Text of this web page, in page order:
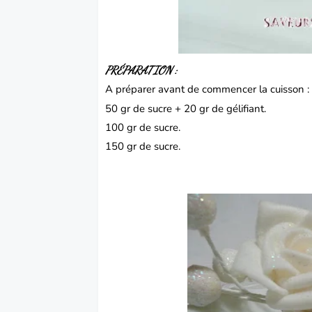
PRÉPARATION :
A préparer avant de commencer la cuisson :
50 gr de sucre + 20 gr de gélifiant.
100 gr de sucre.
150 gr de sucre.